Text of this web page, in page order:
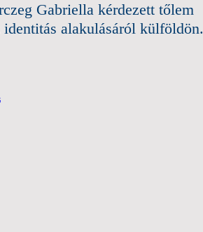
Gabriella kérdezett tőlem
alakulásáról külföldön.